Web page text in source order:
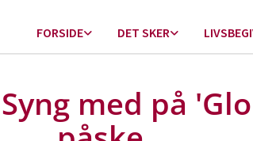
FORSIDE DET SKER
Syng med på